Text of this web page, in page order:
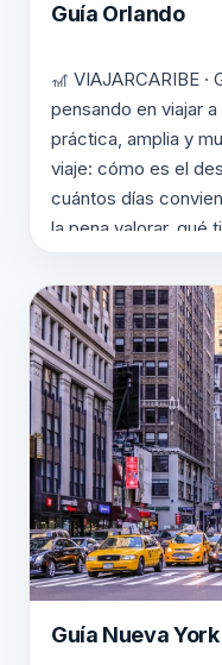
Guía Orlando
🎢 VIAJARCARIBE ·
pensando en viajar
práctica, amplia y
viaje: cómo es el
cuántos días
la pena valorar, qué
Guía Nueva York